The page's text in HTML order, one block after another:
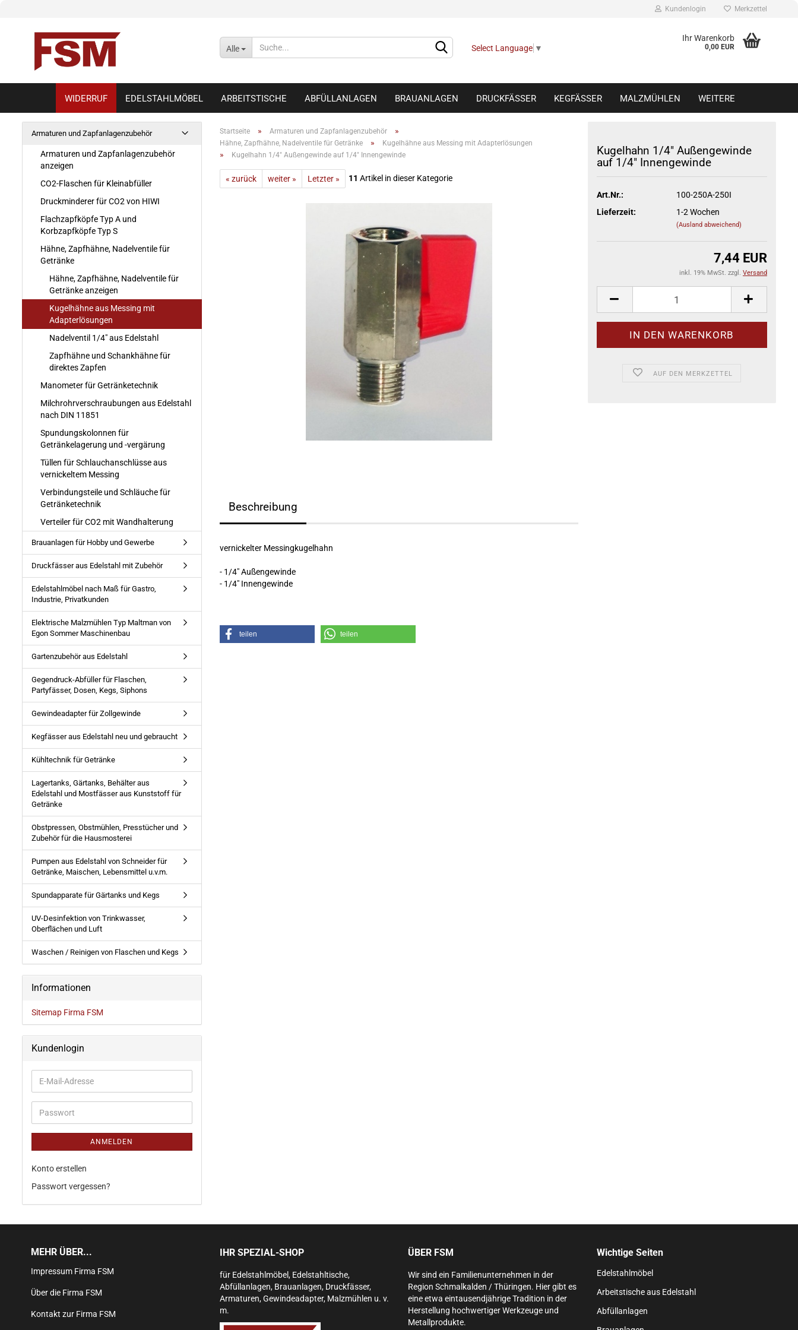
Kundenlogin
Passwort vergessen?
Merkzettel
Alle Select Language ▼
Ihr Warenkorb
0,00 EUR
WIDERRUF EDELSTAHLMÖBEL ARBEITSTISCHE ABFÜLLANLAGEN BRAUANLAGEN DRUCKFÄSSER KEGFÄSSER MALZMÜHLEN WEITERE
Startseite » Armaturen und Zapfanlagenzubehör »
Hähne, Zapfhähne, Nadelventile für Getränke » Kugelhähne aus Messing mit Adapterlösungen
» Kugelhahn 1/4" Außengewinde auf 1/4" Innengewinde
« zurück weiter » Letzter » 11 Artikel in dieser Kategorie
Kugelhahn 1/4" Außengewinde
auf 1/4" Innengewinde
Art.Nr.:
100-250A-250I
Lieferzeit:
1-2 Wochen
(Ausland abweichend)
7,44 EUR
inkl. 19% MwSt. zzgl. Versand
AUF DEN MERKZETTEL
Beschreibung
vernickelter Messingkugelhahn
- 1/4" Außengewinde
- 1/4" Innengewinde
teilen teilen
Armaturen und Zapfanlagenzubehör
Armaturen und Zapfanlagenzubehör
anzeigen
CO2-Flaschen für Kleinabfüller
Druckminderer für CO2 von HIWI
Flachzapfköpfe Typ A und
Korbzapfköpfe Typ S
Hähne, Zapfhähne, Nadelventile für
Getränke
Hähne, Zapfhähne, Nadelventile für
Getränke anzeigen
Kugelhähne aus Messing mit
Adapterlösungen
Nadelventil 1/4" aus Edelstahl
Zapfhähne und Schankhähne für
direktes Zapfen
Manometer für Getränketechnik
Milchrohrverschraubungen aus Edelstahl
nach DIN 11851
Spundungskolonnen für
Getränkelagerung und -vergärung
Tüllen für Schlauchanschlüsse aus
vernickeltem Messing
Verbindungsteile und Schläuche für
Getränketechnik
Verteiler für CO2 mit Wandhalterung
Brauanlagen für Hobby und Gewerbe
Druckfässer aus Edelstahl mit Zubehör
Edelstahlmöbel nach Maß für Gastro,
Industrie, Privatkunden
Elektrische Malzmühlen Typ Maltman von
Egon Sommer Maschinenbau
Gartenzubehör aus Edelstahl
Gegendruck-Abfüller für Flaschen,
Partyfässer, Dosen, Kegs, Siphons
Gewindeadapter für Zollgewinde
Kegfässer aus Edelstahl neu und gebraucht
Kühltechnik für Getränke
Lagertanks, Gärtanks, Behälter aus
Edelstahl und Mostfässer aus Kunststoff für
Getränke
Obstpressen, Obstmühlen, Presstücher und
Zubehör für die Hausmosterei
Pumpen aus Edelstahl von Schneider für
Getränke, Maischen, Lebensmittel u.v.m.
Spundapparate für Gärtanks und Kegs
UV-Desinfektion von Trinkwasser,
Oberflächen und Luft
Waschen / Reinigen von Flaschen und Kegs
Informationen
Sitemap Firma FSM
Kundenlogin
ANMELDEN
Konto erstellen
Passwort vergessen?
MEHR ÜBER...
Impressum Firma FSM
Über die Firma FSM
Kontakt zur Firma FSM
IHR SPEZIAL-SHOP
für Edelstahlmöbel, Edelstahltische,
Abfüllanlagen, Brauanlagen, Druckfässer,
Armaturen, Gewindeadapter, Malzmühlen u. v.
m.
ÜBER FSM
Wir sind ein Familienunternehmen in der
Region Schmalkalden / Thüringen. Hier gibt es
eine etwa eintausendjährige Tradition in der
Herstellung hochwertiger Werkzeuge und
Metallprodukte.
Wichtige Seiten
Edelstahlmöbel
Arbeitstische aus Edelstahl
Abfüllanlagen